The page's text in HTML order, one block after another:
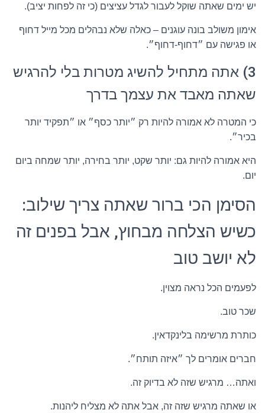
יש ימים שאתה שוקל לעבור לגדל עציצים (כי זה לפחות יציב).
אימון משולב בונה עוגנים – כאלה שלא נבהלים מכל מייל דחוף
או פגישה עם ״דחוף-דחוף״.
3) אתה מתחיל להשיג מטרות בלי להרגיש
שאתה מאבד את עצמך בדרך
כי המטרה לא אמורה להיות רק ״יותר כסף״ או ״תפקיד יותר
בכיר״.
היא אמורה להיות גם: יותר שקט, יותר בחירה, יותר שמחה ביום
יום.
הסימן הכי ברור שאתה צריך שילוב:
כשיש הצלחה מבחוץ, אבל בפנים זה
לא יושב טוב
לפעמים הכל נראה מצוין.
שכר טוב.
כותרת מרשימה בלינקדאין.
חברים אומרים לך ״איזה תותח״.
ואתה… מרגיש שזה לא בדיוק זה.
או שאתה מרגיש שזה זה, אבל אתה לא מצליח ליהנות.